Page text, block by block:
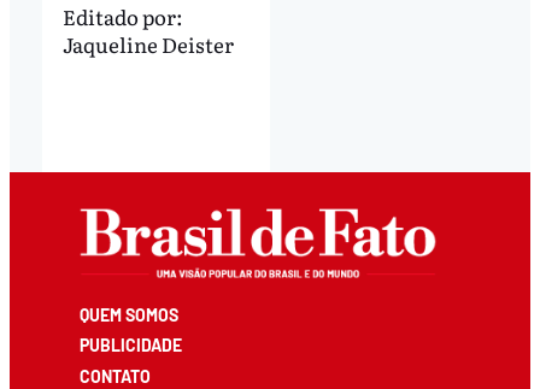
Editado por:
Jaqueline Deister
QUEM SOMOS
PUBLICIDADE
CONTATO